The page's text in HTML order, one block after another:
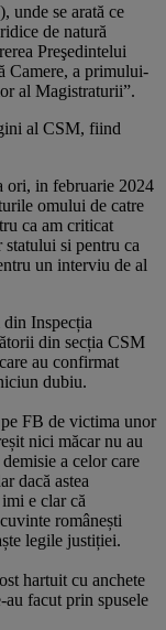
unde se arată ce
de natură
Preşedintelui
Camere, a primului-
al Magistraturii”.
al CSM, fiind
ori, in februarie 2024
omului de catre
ca am criticat
si pentru ca
un interviu de al
Inspecția
din secția CSM
au confirmat
dubiu.
FB de victima unor
nici măcar nu au
a celor care
dacă astea
e clar că
românești
legile justiției.
hartuit cu anchete
facut prin spusele